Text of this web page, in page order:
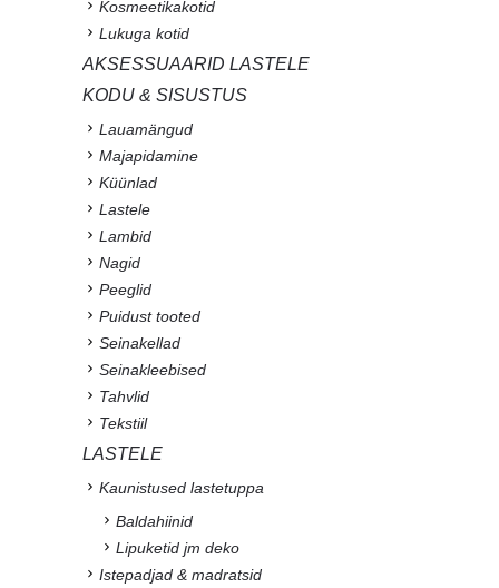
Kosmeetikakotid
Lukuga kotid
AKSESSUAARID LASTELE
KODU & SISUSTUS
Lauamängud
Majapidamine
Küünlad
Lastele
Lambid
Nagid
Peeglid
Puidust tooted
Seinakellad
Seinakleebised
Tahvlid
Tekstiil
LASTELE
Kaunistused lastetuppa
Baldahiinid
Lipuketid jm deko
Istepadjad & madratsid